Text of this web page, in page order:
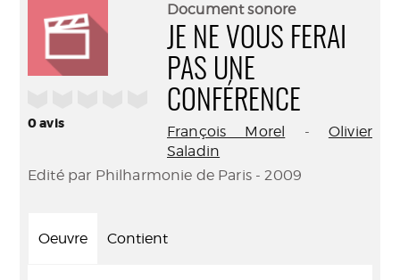
0avis
Document sonore
JE NE VOUS FERAI
PAS UNE
CONFÉRENCE
François Morel - Olivier
Saladin
Edité par Philharmonie de Paris - 2009
Oeuvre Contient